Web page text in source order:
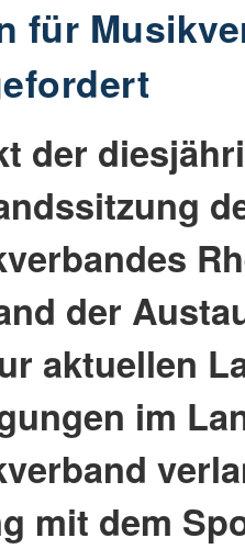
für
der
der
aktuellen
im
mit dem